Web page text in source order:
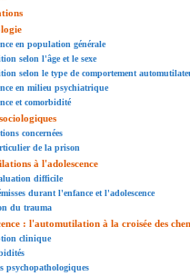
en population générale
selon l'âge et le sexe
selon le type de comportement
en milieu psychiatrique
et comorbidité
concernées
de la prison
à l'adolescence
difficile
durant l'enfance et l'adolescence
du trauma
: l'automutilation à la croisée des
clinique
psychopathologiques